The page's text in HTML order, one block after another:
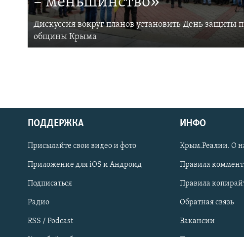
Українською
Qırımtatar
ПРИСОЕДИНЯЙТЕСЬ!
Дискуссия вокруг планов установить День защиты
общины Крыма
ПОДДЕРЖКА
Присылайте свои видео и фото
Приложение для iOS и Андроид
Подписаться
Радио
RSS / Podcast
ИНФО
Крым.Реалии. О
Правила
Правила
Обратная связь
Вакансии